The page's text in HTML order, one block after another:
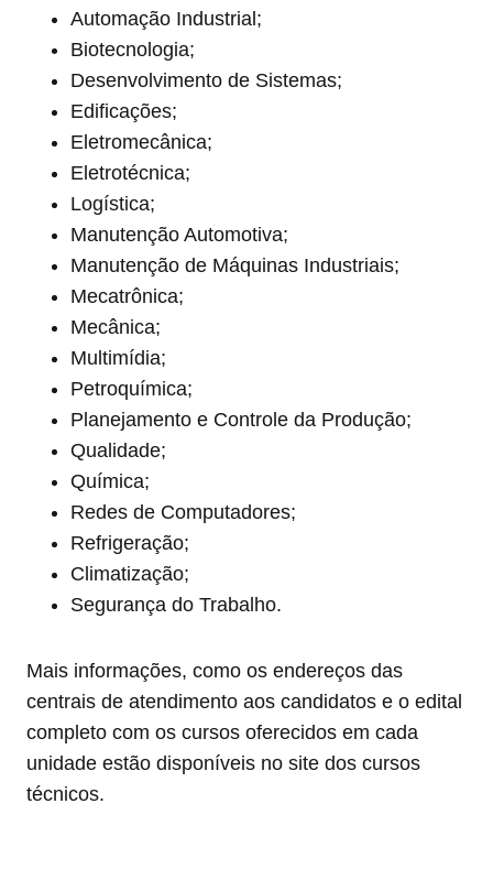
Automação Industrial;
Biotecnologia;
Desenvolvimento de Sistemas;
Edificações;
Eletromecânica;
Eletrotécnica;
Logística;
Manutenção Automotiva;
Manutenção de Máquinas Industriais;
Mecatrônica;
Mecânica;
Multimídia;
Petroquímica;
Planejamento e Controle da Produção;
Qualidade;
Química;
Redes de Computadores;
Refrigeração;
Climatização;
Segurança do Trabalho.
Mais informações, como os endereços das
centrais de atendimento aos candidatos e o edital
completo com os cursos oferecidos em cada
unidade estão disponíveis no site dos cursos
técnicos.